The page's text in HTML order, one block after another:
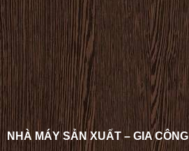
NHÀ MÁY SẢN XUẤT – GIA CÔNG